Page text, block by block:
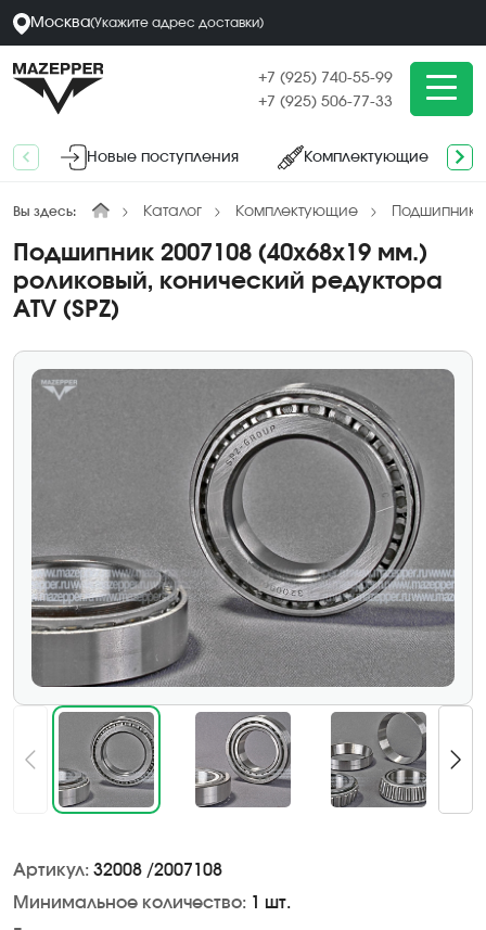
Москва(Укажите адрес доставки)
+7 (925) 740-55-99
+7 (925) 506-77-33
Новые поступления Комплектующие
Вы здесь: Каталог Комплектующие Подшипники
Подшипник 2007108 (40х68х19 мм.)
роликовый, конический редуктора
ATV (SPZ)
Артикул: 32008 /2007108
Минимальное количество: 1 шт.